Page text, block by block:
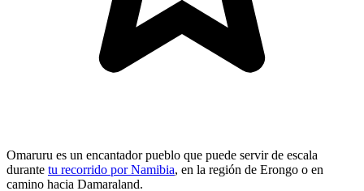
Omaruru es un encantador pueblo que puede servir de escala
durante tu recorrido por Namibia, en la región de Erongo o en
camino hacia Damaraland.